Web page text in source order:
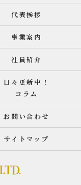
代表挨拶
事業案内
社員紹介
日々更新中！
コラム
お問い合わせ
サイトマップ